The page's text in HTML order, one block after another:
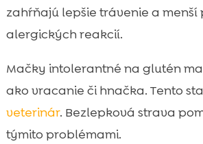
zahŕňajú lepšie trávenie a menší
alergických reakcií.
Mačky intolerantné na glutén
ako vracanie či hnačka. Tento
veterinár. Bezlepková strava
týmito problémami.